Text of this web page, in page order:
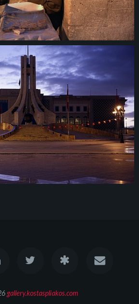
gallery.kostaspliakos.com